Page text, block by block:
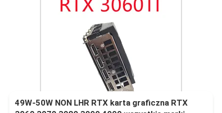
49W-50W NON LHR RTX karta graficzna RTX